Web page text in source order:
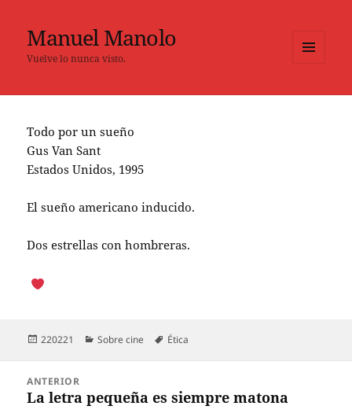
Manuel Manolo
Vuelve lo nunca visto.
WIDGETS
Todo por un sueño
Gus Van Sant
Estados Unidos, 1995
El sueño americano inducido.
Dos estrellas con hombreras.
Publicado
220221 Categorías
Sobre cine Etiquetas
Ética
entradas
ANTERIOR
Entrada
La letra pequeña es siempre matona